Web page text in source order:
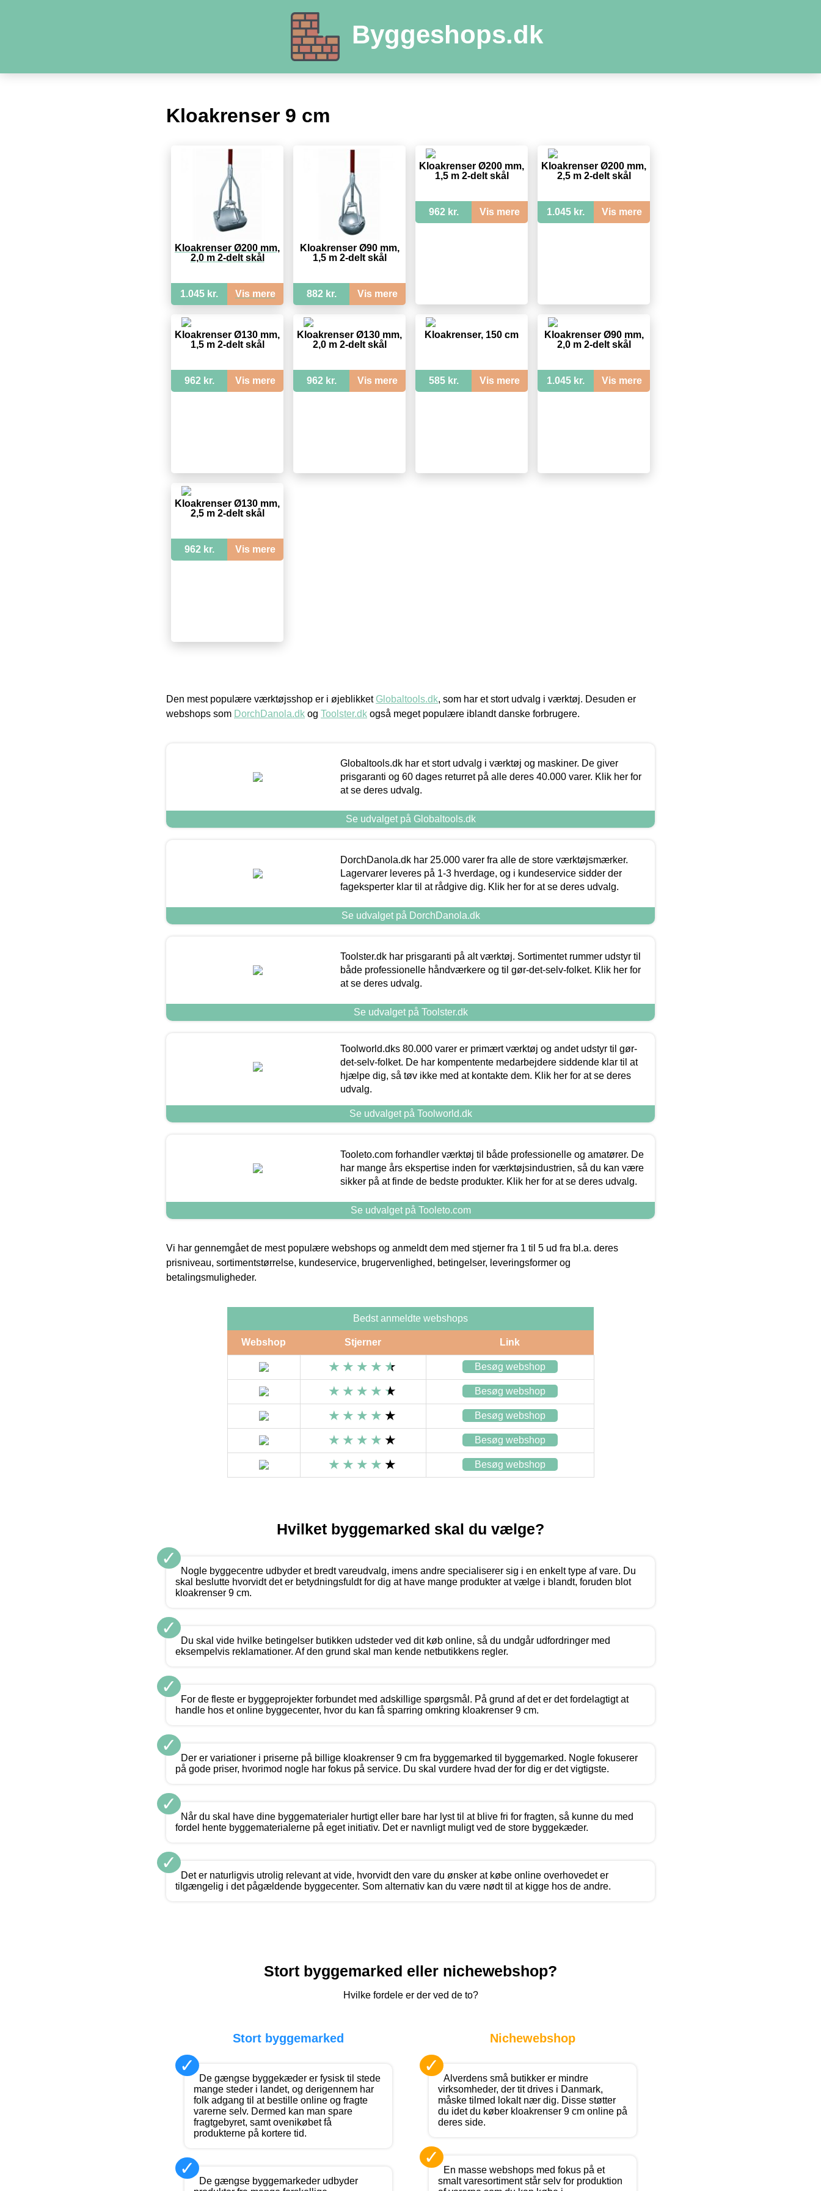
Byggeshops.dk
Kloakrenser 9 cm
Kloakrenser Ø200 mm,
2,0 m 2-delt skål
1.045 kr. Vis mere
Kloakrenser Ø90 mm,
1,5 m 2-delt skål
882 kr. Vis mere
Kloakrenser Ø200 mm,
1,5 m 2-delt skål
962 kr. Vis mere
Kloakrenser Ø200 mm,
2,5 m 2-delt skål
1.045 kr. Vis mere
Kloakrenser Ø130 mm,
1,5 m 2-delt skål
962 kr. Vis mere
Kloakrenser Ø130 mm,
2,0 m 2-delt skål
962 kr. Vis mere
Kloakrenser, 150 cm
585 kr. Vis mere
Kloakrenser Ø90 mm,
2,0 m 2-delt skål
1.045 kr. Vis mere
Kloakrenser Ø130 mm,
2,5 m 2-delt skål
962 kr. Vis mere
Den mest populære værktøjsshop er i øjeblikket Globaltools.dk, som har et stort udvalg i værktøj. Desuden er
webshops som DorchDanola.dk og Toolster.dk også meget populære iblandt danske forbrugere.
Globaltools.dk har et stort udvalg i værktøj og maskiner. De giver
prisgaranti og 60 dages returret på alle deres 40.000 varer. Klik her for
at se deres udvalg.
Se udvalget på Globaltools.dk
DorchDanola.dk har 25.000 varer fra alle de store værktøjsmærker.
Lagervarer leveres på 1-3 hverdage, og i kundeservice sidder der
fageksperter klar til at rådgive dig. Klik her for at se deres udvalg.
Se udvalget på DorchDanola.dk
Toolster.dk har prisgaranti på alt værktøj. Sortimentet rummer udstyr til
både professionelle håndværkere og til gør-det-selv-folket. Klik her for
at se deres udvalg.
Se udvalget på Toolster.dk
Toolworld.dks 80.000 varer er primært værktøj og andet udstyr til gør-
det-selv-folket. De har kompentente medarbejdere siddende klar til at
hjælpe dig, så tøv ikke med at kontakte dem. Klik her for at se deres
udvalg.
Se udvalget på Toolworld.dk
Tooleto.com forhandler værktøj til både professionelle og amatører. De
har mange års ekspertise inden for værktøjsindustrien, så du kan være
sikker på at finde de bedste produkter. Klik her for at se deres udvalg.
Se udvalget på Tooleto.com
Vi har gennemgået de mest populære webshops og anmeldt dem med stjerner fra 1 til 5 ud fra bl.a. deres
prisniveau, sortimentstørrelse, kundeservice, brugervenlighed, betingelser, leveringsformer og
betalingsmuligheder.
Bedst anmeldte webshops
Webshop Stjerner Link
Besøg webshop
Besøg webshop
Besøg webshop
Besøg webshop
Besøg webshop
Hvilket byggemarked skal du vælge?
✓
Nogle byggecentre udbyder et bredt vareudvalg, imens andre specialiserer sig i en enkelt type af vare. Du
skal beslutte hvorvidt det er betydningsfuldt for dig at have mange produkter at vælge i blandt, foruden blot
kloakrenser 9 cm.
✓
Du skal vide hvilke betingelser butikken udsteder ved dit køb online, så du undgår udfordringer med
eksempelvis reklamationer. Af den grund skal man kende netbutikkens regler.
✓
For de fleste er byggeprojekter forbundet med adskillige spørgsmål. På grund af det er det fordelagtigt at
handle hos et online byggecenter, hvor du kan få sparring omkring kloakrenser 9 cm.
✓
Der er variationer i priserne på billige kloakrenser 9 cm fra byggemarked til byggemarked. Nogle fokuserer
på gode priser, hvorimod nogle har fokus på service. Du skal vurdere hvad der for dig er det vigtigste.
✓
Når du skal have dine byggematerialer hurtigt eller bare har lyst til at blive fri for fragten, så kunne du med
fordel hente byggematerialerne på eget initiativ. Det er navnligt muligt ved de store byggekæder.
✓
Det er naturligvis utrolig relevant at vide, hvorvidt den vare du ønsker at købe online overhovedet er
tilgængelig i det pågældende byggecenter. Som alternativ kan du være nødt til at kigge hos de andre.
Stort byggemarked eller nichewebshop?
Hvilke fordele er der ved de to?
Stort byggemarked
✓
De gængse byggekæder er fysisk til stede
mange steder i landet, og derigennem har
folk adgang til at bestille online og fragte
varerne selv. Dermed kan man spare
fragtgebyret, samt ovenikøbet få
produkterne på kortere tid.
✓
De gængse byggemarkeder udbyder
Nichewebshop
✓
Alverdens små butikker er mindre
virksomheder, der tit drives i Danmark,
måske tilmed lokalt nær dig. Disse støtter
du idet du køber kloakrenser 9 cm online på
deres side.
✓
En masse webshops med fokus på et
smalt varesortiment står selv for produktion